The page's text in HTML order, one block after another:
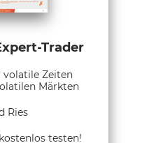
Trader
volatile Zeiten
Märkten
Ries
testen!